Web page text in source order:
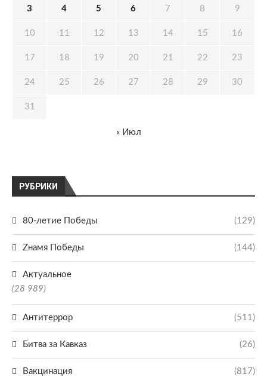
РУБРИКИ
80-летие Победы (129)
Zнамя Победы (144)
Актуальное
(28 989)
Антитеррор (511)
Битва за Кавказ (26)
Вакцинация (817)
3 4 5 6 7 8 9
10 11 12 13 14 15 16
17 18 19 20 21 22 23
24 25 26 27 28 29 30
31
« Июл